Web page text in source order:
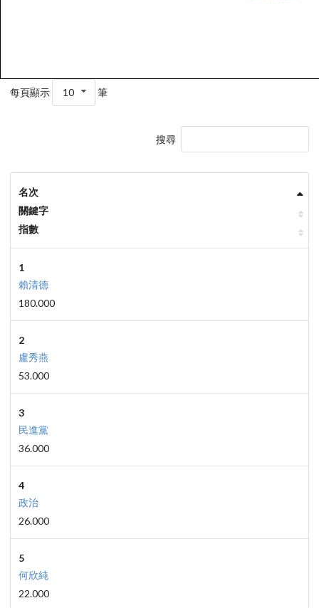
每頁顯示 10 筆
搜尋
名次
關鍵字
指數
1
賴清德
180.000
2
盧秀燕
53.000
3
民進黨
36.000
4
政治
26.000
5
何欣純
22.000